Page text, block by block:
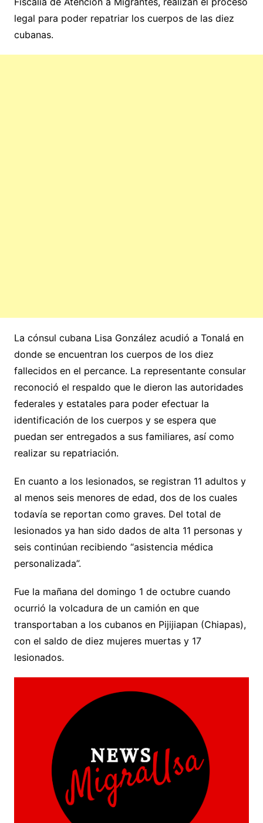
legal para poder repatriar los cuerpos de las diez
cubanas.
La cónsul cubana Lisa González acudió a Tonalá en
donde se encuentran los cuerpos de los diez
fallecidos en el percance. La representante consular
reconoció el respaldo que le dieron las autoridades
federales y estatales para poder efectuar la
identificación de los cuerpos y se espera que
puedan ser entregados a sus familiares, así como
realizar su repatriación.
En cuanto a los lesionados, se registran 11 adultos y
al menos seis menores de edad, dos de los cuales
todavía se reportan como graves. Del total de
lesionados ya han sido dados de alta 11 personas y
seis continúan recibiendo “asistencia médica
personalizada”.
Fue la mañana del domingo 1 de octubre cuando
ocurrió la volcadura de un camión en que
transportaban a los cubanos en Pijijiapan (Chiapas),
con el saldo de diez mujeres muertas y 17
lesionados.